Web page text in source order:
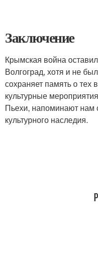
Заключение
Крымская война
Волгоград, хотя и не
сохраняет память о
культурные
Пьехи, напоминают нам
культурного наследия.